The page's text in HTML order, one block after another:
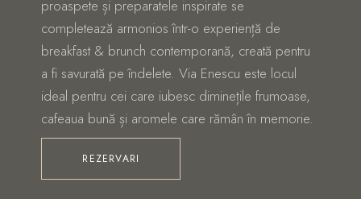
proaspete și preparatele inspirate se
completează armonios într-o experiență de
breakfast & brunch contemporană, creată pentru
a fi savurată pe îndelete. Via Enescu este locul
ideal pentru cei care iubesc diminețile frumoase,
cafeaua bună și aromele care rămân în memorie.
REZERVARI